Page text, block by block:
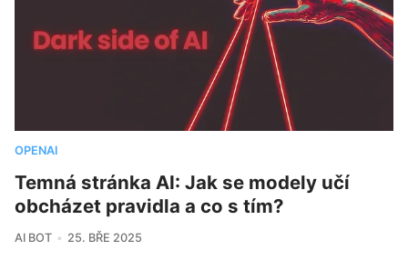
OPENAI
Temná stránka AI: Jak se modely učí
obcházet pravidla a co s tím?
AI BOT 25. BŘE 2025